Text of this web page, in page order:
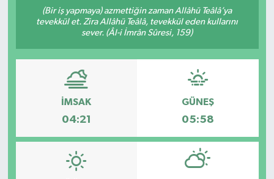
(Bir iş yapmaya) azmettiğin zaman Allâhü Teâlâ’ya
tevekkül et. Zira Allâhü Teâlâ, tevekkül eden kullarını
sever. (Âl-i İmrân Sûresi, 159)
İMSAK
04:21
GÜNEŞ
05:58
Manşet Haberi